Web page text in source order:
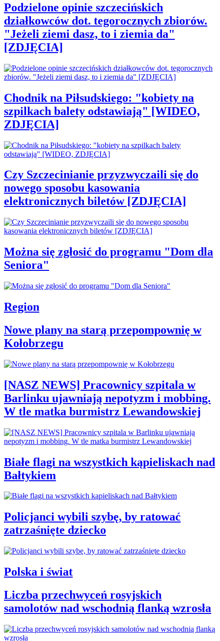
Podzielone opinie szczecińskich
działkowców dot. tegorocznych zbiorów.
"Jeżeli ziemi dasz, to i ziemia da"
[ZDJĘCIA]
Chodnik na Piłsudskiego: "kobiety na
szpilkach balety odstawiają" [WIDEO,
ZDJĘCIA]
Czy Szczecinianie przyzwyczaili się do
nowego sposobu kasowania
elektronicznych biletów [ZDJĘCIA]
Można się zgłosić do programu "Dom dla
Seniora"
Region
Nowe plany na starą przepompownię w
Kołobrzegu
[NASZ NEWS] Pracownicy szpitala w
Barlinku ujawniają nepotyzm i mobbing.
W tle matka burmistrz Lewandowskiej
Białe flagi na wszystkich kąpieliskach nad
Bałtykiem
Policjanci wybili szybę, by ratować
zatrzaśnięte dziecko
Polska i świat
Liczba przechwyceń rosyjskich
samolotów nad wschodnią flanką wzrosła